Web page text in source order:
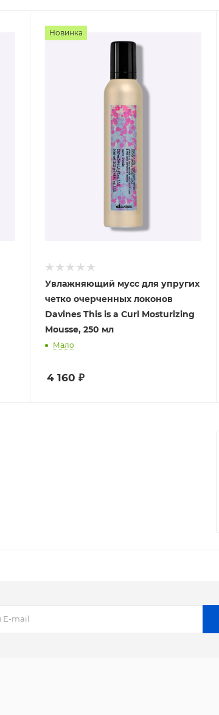
Новинка
Увлажняющий мусс для упругих
четко очерченных локонов
Davines This is a Curl Mosturizing
Mousse, 250 мл
Мало
4 160 ₽